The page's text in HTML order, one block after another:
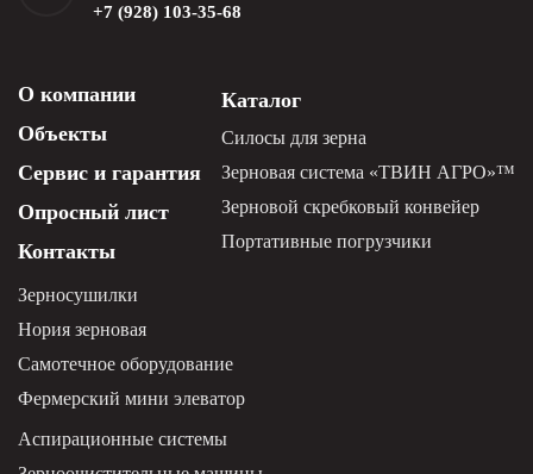
+7 (928) 103-35-68
О компании
Объекты
Сервис и гарантия
Опросный лист
Контакты
Каталог
Силосы для зерна
Зерновая система «ТВИН АГРО»™
Зерновой скребковый конвейер
Портативные погрузчики
Зерносушилки
Нория зерновая
Самотечное оборудование
Фермерский мини элеватор
Аспирационные системы